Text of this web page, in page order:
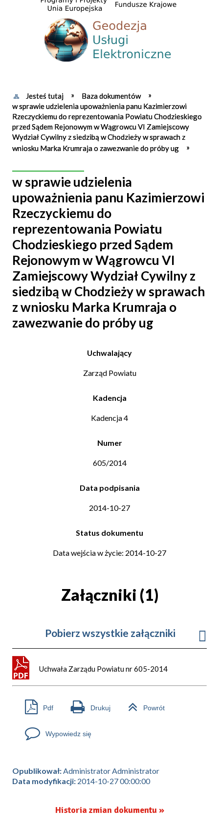
Jesteś tutaj
Baza dokumentów
w sprawie udzielenia upoważnienia panu Kazimierzowi
Rzeczyckiemu do reprezentowania Powiatu Chodzieskiego
przed Sądem Rejonowym w Wągrowcu VI Zamiejscowy
Wydział Cywilny z siedzibą w Chodzieży w sprawach z
wniosku Marka Krumraja o zawezwanie do próby ug
w sprawie udzielenia
upoważnienia panu Kazimierzowi
Rzeczyckiemu do
reprezentowania Powiatu
Chodzieskiego przed Sądem
Rejonowym w Wągrowcu VI
Zamiejscowy Wydział Cywilny z
siedzibą w Chodzieży w sprawach
z wniosku Marka Krumraja o
zawezwanie do próby ug
Uchwalający
Zarząd Powiatu
Kadencja
Kadencja 4
Numer
605/2014
Data podpisania
2014-10-27
Status dokumentu
Data wejścia w życie: 2014-10-27
Załączniki (1)
Pobierz wszystkie załączniki
Uchwała Zarządu Powiatu nr 605-2014
Pdf Drukuj Powrót
Wypowiedz się
Opublikował:Administrator Administrator
Data modyfikacji: 2014-10-27 00:00:00
Historia zmian dokumentu »